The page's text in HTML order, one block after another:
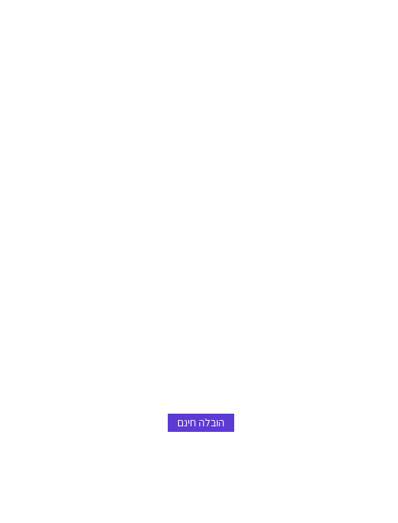
הובלה חינם